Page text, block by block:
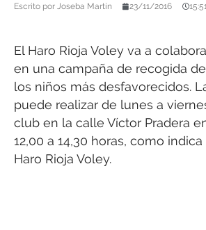
Escrito por Joseba Martín 23/11/2016
El Haro Rioja Voley va a
en una campaña de recogida
los niños más desfavorecidos.
puede realizar de lunes a
club en la calle Víctor Pradera
12,00 a 14,30 horas, como
Haro Rioja Voley.